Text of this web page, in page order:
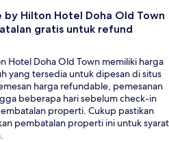
by Hilton Hotel Doha Old Town
gratis untuk refund
Hotel Doha Old Town memiliki harga
yang tersedia untuk dipesan di situs
harga refundable, pemesanan
beberapa hari sebelum check-in
properti. Cukup pastikan
pembatalan properti ini untuk syarat